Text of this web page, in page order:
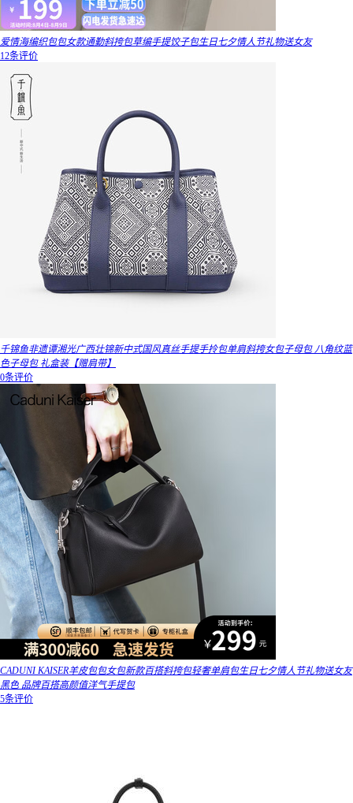
爱情海编织包包女款通勤斜挎包草编手提饺子包生日七夕情人节礼物送女友
12条评价
千锦鱼非遗谭湘光广西壮锦新中式国风真丝手提手拎包单肩斜挎女包子母包 八角纹蓝
色子母包 礼盒装【赠肩带】
0条评价
CADUNI KAISER羊皮包包女包新款百搭斜挎包轻奢单肩包生日七夕情人节礼物送女友
黑色 品牌百搭高颜值洋气手提包
5条评价